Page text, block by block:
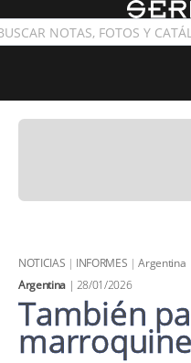
NOTICIAS | INFORMES |Argentina
Argentina| 28/01/2026
También